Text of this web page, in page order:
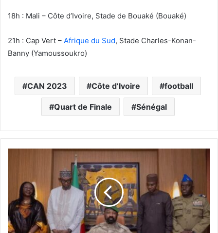
18h : Mali – Côte d’Ivoire, Stade de Bouaké (Bouaké)
21h : Cap Vert – Afrique du Sud, Stade Charles-Konan-
Banny (Yamoussoukro)
CAN 2023 Côte d’Ivoire football
Quart de Finale Sénégal